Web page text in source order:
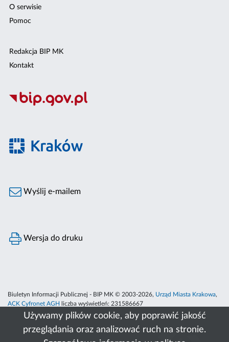
Używamy plików cookie, aby poprawić jakość
przeglądania oraz analizować ruch na stronie.
O serwisie
Pomoc
Redakcja BIP MK
Kontakt
Wyślij e-mailem
Wersja do druku
Biuletyn Informacji Publicznej - BIP MK © 2003-2026, Urząd Miasta Krakowa,
ACK Cyfronet AGH
liczba wyświetleń: 231586667